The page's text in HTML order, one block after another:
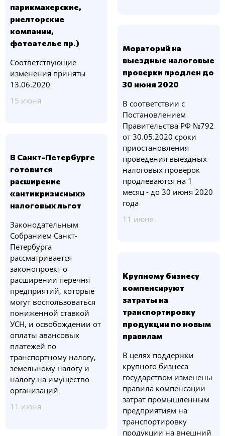
парикмахерские,
риелторские
компании,
фотоателье пр.)
Соответствующие
изменения приняты
13.06.2020
15 июня
Мораторий на
выездные налоговые
проверки продлен до
30 июня 2020
В соответствии с
Постановлением
Правительства РФ №792
от 30.05.2020 сроки
приостановления
проведения выездных
налоговых проверок
продлеваются на 1
месяц - до 30 июня 2020
года
11 июня
В Санкт-Петербурге
готовится
расширение
«антикризисных»
налоговых льгот
Законодательным
Собранием Санкт-
Петербурга
рассматривается
законопроект о
расширении перечня
предприятий, которые
могут воспользоваться
пониженной ставкой
УСН, и освобождении от
оплаты авансовых
платежей по
транспортному налогу,
земельному налогу и
налогу на имущество
организаций
11 июня
Крупному бизнесу
компенсируют
затраты на
транспортировку
продукции по новым
правилам
В целях поддержки
крупного бизнеса
государством изменены
правила компенсации
затрат промышленным
предприятиям на
транспортировку
продукции на внешний